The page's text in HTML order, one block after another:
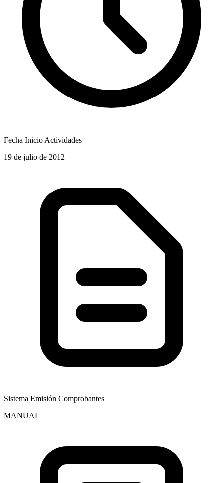
Fecha Inicio Actividades
19 de julio de 2012
Sistema Emisión Comprobantes
MANUAL